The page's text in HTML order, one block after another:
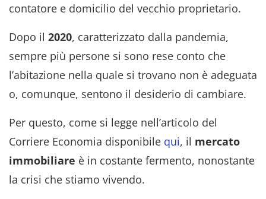
contatore e domicilio del vecchio proprietario.
Dopo il 2020, caratterizzato dalla pandemia,
sempre più persone si sono rese conto che
l’abitazione nella quale si trovano non è adeguata
o, comunque, sentono il desiderio di cambiare.
Per questo, come si legge nell’articolo del
Corriere Economia disponibile qui, il mercato
immobiliare è in costante fermento, nonostante
la crisi che stiamo vivendo.